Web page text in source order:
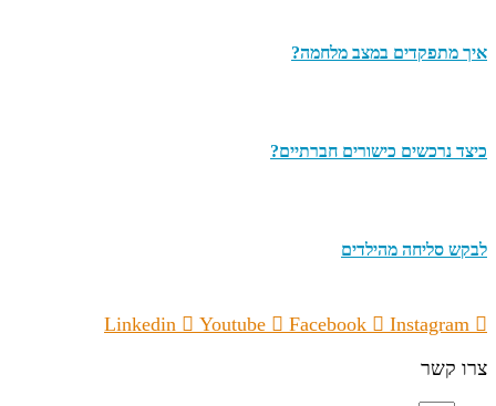
איך מתפקדים במצב מלחמה?
כיצד נרכשים כישורים חברתיים?
לבקש סליחה מהילדים
Linkedin Youtube Facebook
Instagram
צרו קשר